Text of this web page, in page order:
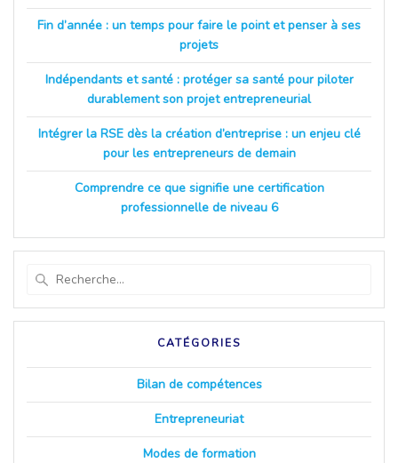
Fin d’année : un temps pour faire le point et penser à ses
projets
Indépendants et santé : protéger sa santé pour piloter
durablement son projet entrepreneurial
Intégrer la RSE dès la création d’entreprise : un enjeu clé
pour les entrepreneurs de demain
Comprendre ce que signifie une certification
professionnelle de niveau 6
:
CATÉGORIES
Bilan de compétences
Entrepreneuriat
Modes de formation